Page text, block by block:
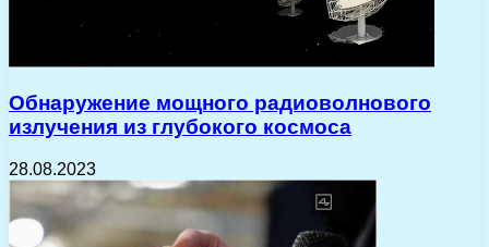
Обнаружение мощного радиоволнового
излучения из глубокого космоса
28.08.2023